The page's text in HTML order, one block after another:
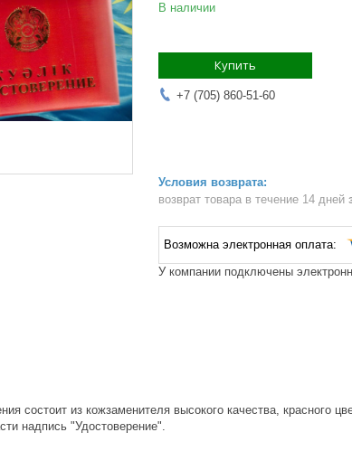
В наличии
Купить
+7 (705) 860-51-60
возврат товара в течение 14 дней
У компании подключены
состоит из кожзаменителя высокого качества, красного
надпись "Удостоверение".